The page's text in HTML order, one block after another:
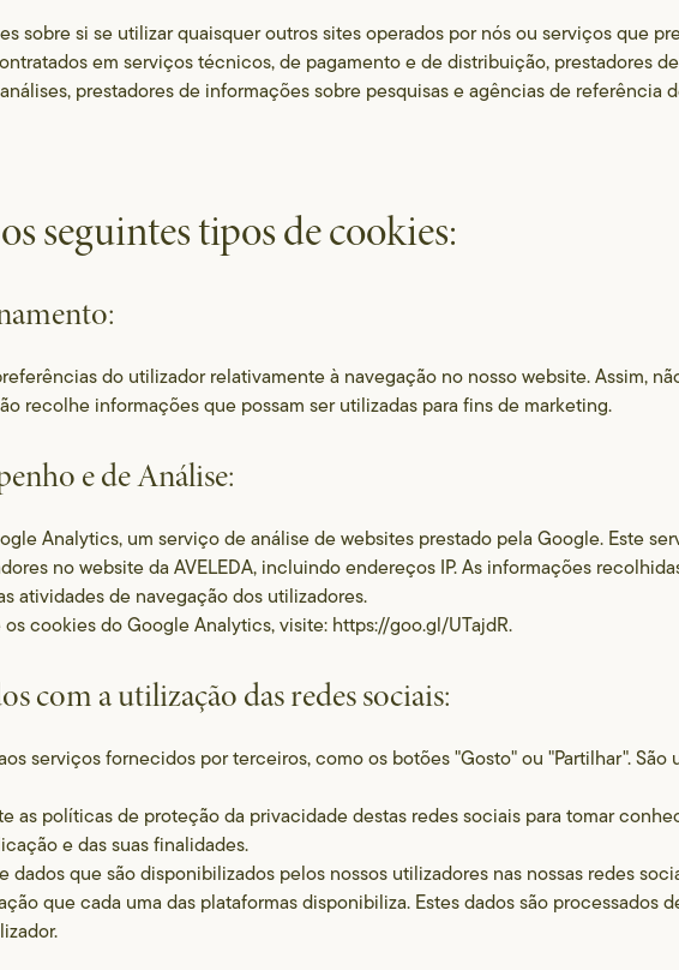
sobre si se utilizar quaisquer outros sites operados por nós ou serviços que
em serviços técnicos, de pagamento e de distribuição, prestadores
prestadores de informações sobre pesquisas e agências de
seguintes tipos de cookies:
do utilizador relativamente à navegação no nosso website. Assim,
recolhe informações que possam ser utilizadas para fins de marketing.
e de Análise:
Analytics, um serviço de análise de websites prestado pela Google. Este
no website da AVELEDA, incluindo endereços IP. As informações
atividades de navegação dos utilizadores.
os cookies do Google Analytics, visite: https://goo.gl/UTajdR.
com a utilização das redes sociais:
serviços fornecidos por terceiros, como os botões "Gosto" ou "Partilhar".
as políticas de proteção da privacidade destas redes sociais para tomar
e das suas finalidades.
dados que são disponibilizados pelos nossos utilizadores nas nossas redes
que cada uma das plataformas disponibiliza. Estes dados são